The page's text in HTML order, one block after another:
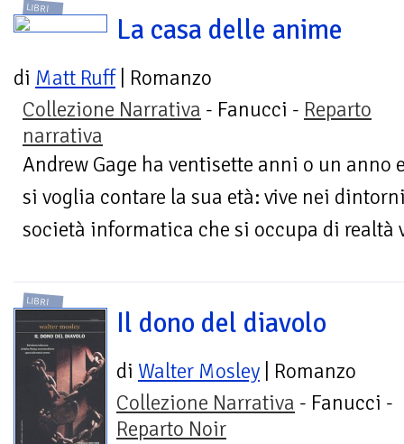
LIBRI
La casa delle anime
di Matt Ruff| Romanzo
Collezione Narrativa - Fanucci - Reparto
narrativa
Andrew Gage ha ventisette anni o un anno
si voglia contare la sua età: vive nei
società informatica che si occupa di realtà
LIBRI
Il dono del diavolo
di Walter Mosley | Romanzo
Collezione Narrativa - Fanucci -
Reparto Noir